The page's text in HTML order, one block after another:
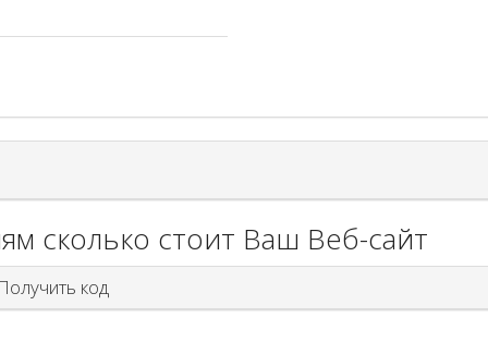
сколько стоит Ваш Веб-сайт
код